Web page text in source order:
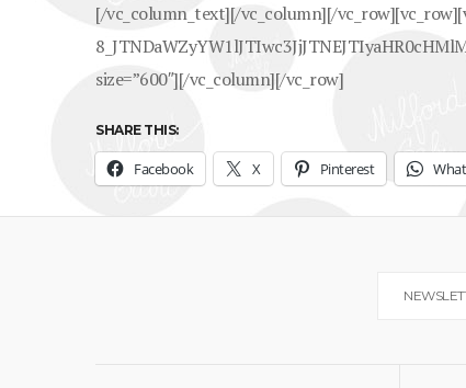
[/vc_column_text][/vc_column][/
size=”600″][/vc_column][/vc_row]
SHARE THIS:
Facebook X Pinterest